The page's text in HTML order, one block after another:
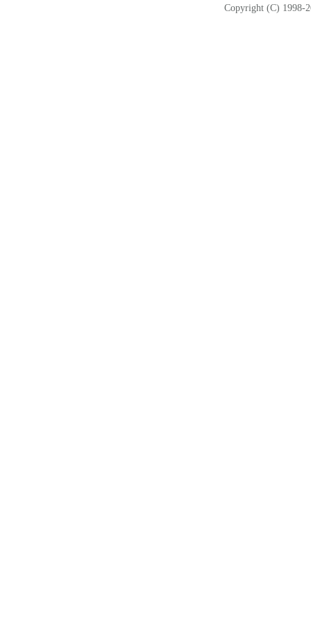
Copyright (C) 1998-